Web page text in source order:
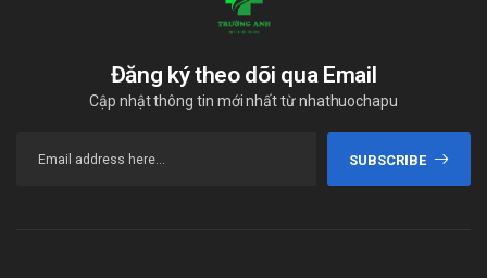
Đăng ký theo dõi qua Email
Cập nhật thông tin mới nhất từ nhathuochapu
SUBSCRIBE